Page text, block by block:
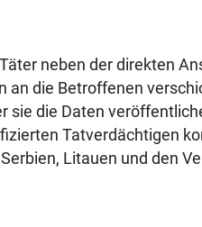
neben der direkten
an die Betroffenen
sie die Daten
Tatverdächtigen
Litauen und den